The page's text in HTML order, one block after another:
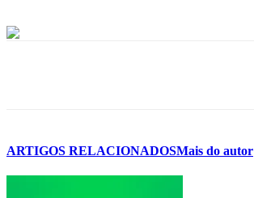
ARTIGOS RELACIONADOSMais do autor